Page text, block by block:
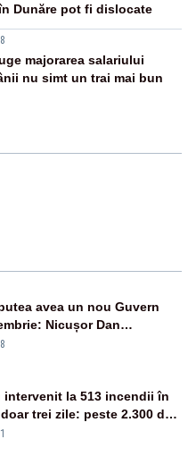
Dunăre pot fi dislocate
majorarea salariului
nu simt un trai mai bun
avea un nou Guvern
Nicușor Dan
consultări cu partidele
intervenit la 513 incendii în
trei zile: peste 2.300 de
au fost afectate